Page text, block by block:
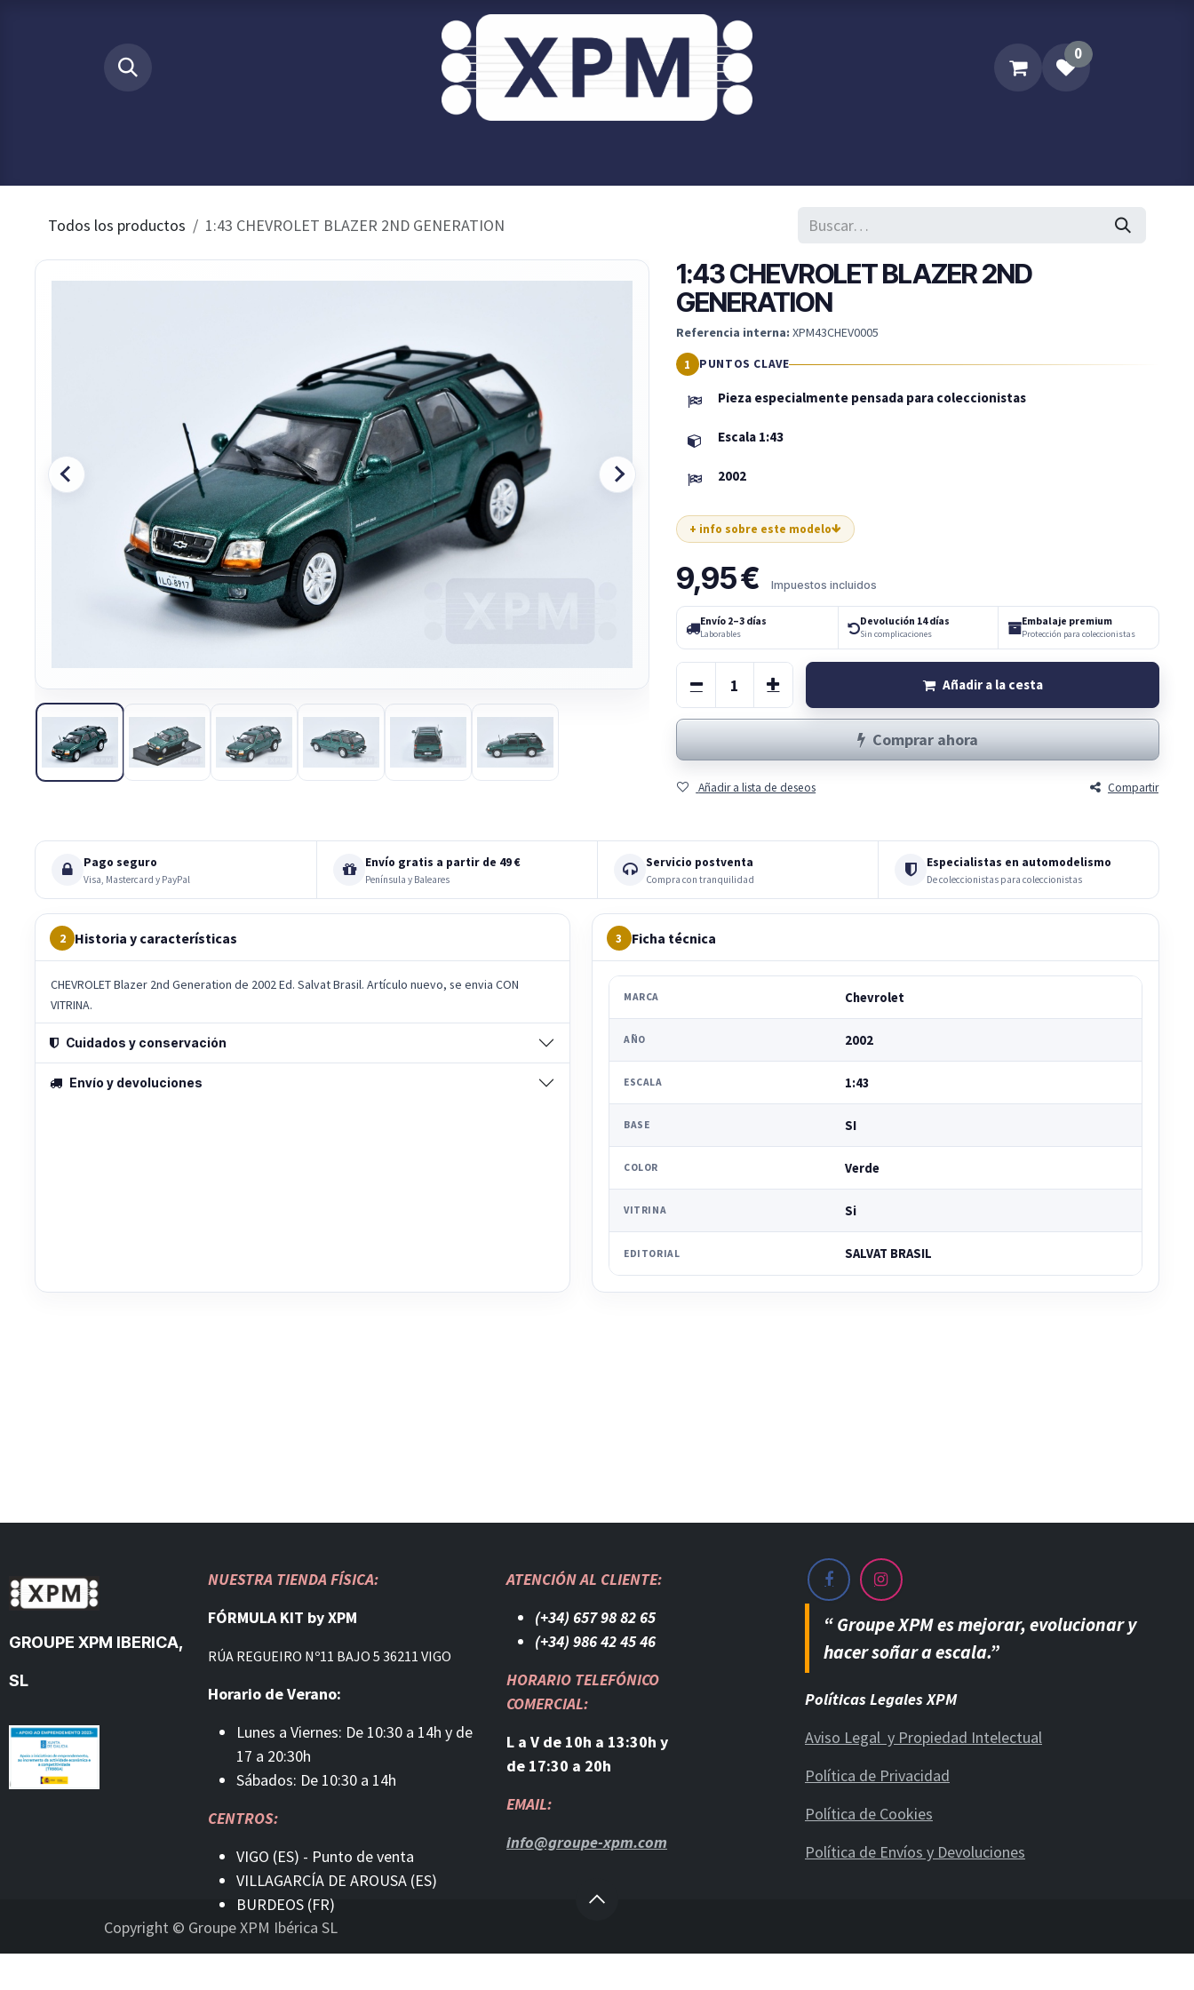
0
Todos los productos 1:43 CHEVROLET BLAZER 2ND GENERATION
1:43 CHEVROLET BLAZER 2ND
GENERATION
Referencia interna: XPM43CHEV0005
PUNTOS CLAVE
Pieza especialmente pensada para coleccionistas
Escala 1:43
2002
+ info sobre este modelo
9,95€ Impuestos incluidos
Envío 2–3 días
Laborables
Devolución 14 días
Sin complicaciones
Embalaje premium
Protección para coleccionistas
Añadir a la cesta
Comprar ahora
Añadir a lista de deseos Compartir
Pago seguro
Visa, Mastercard y PayPal
Envío gratis a partir de 49 €
Península y Baleares
Servicio postventa
Compra con tranquilidad
Especialistas en automodelismo
De coleccionistas para coleccionistas
2 Historia y características
CHEVROLET Blazer 2nd Generation de 2002 Ed. Salvat Brasil. Artículo nuevo, se envia CON
VITRINA.
Cuidados y conservación
Envío y devoluciones
3 Ficha técnica
MARCA Chevrolet
AÑO 2002
ESCALA 1:43
BASE SI
COLOR Verde
VITRINA Si
EDITORIAL SALVAT BRASIL
“ Groupe XPM es mejorar, evolucionar y
hacer soñar a escala.”
Políticas Legales XPM
Aviso Legal y Propiedad Intelectual
Política de Privacidad
Política de Cookies
Política de Envíos y Devoluciones
GROUPE XPM IBERICA,
SL
NUESTRA TIENDA FÍSICA:
FÓRMULA KIT by XPM
RÚA REGUEIRO Nº11 BAJO 5 36211 VIGO
Horario de Verano:
Lunes a Viernes: De 10:30 a 14h y de
17 a 20:30h
Sábados: De 10:30 a 14h
CENTROS:
VIGO (ES) - Punto de venta
VILLAGARCÍA DE AROUSA (ES)
BURDEOS (FR)
ATENCIÓN AL CLIENTE:
(+34) 657 98 82 65
(+34) 986 42 45 46​
HORARIO TELEFÓNICO
COMERCIAL:
L a V de 10h a 13:30h y
de 17:30 a 20h
EMAIL:
info@groupe-xpm.com
Copyright © Groupe XPM Ibérica SL